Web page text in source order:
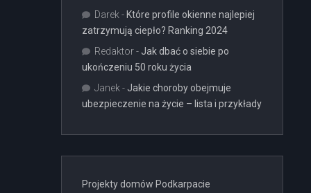
Darek - Które profile okienne najlepiej
zatrzymują ciepło? Ranking 2024
Redaktor- Jak dbać o siebie po
ukończeniu 50 roku życia
Janek - Jakie choroby obejmuje
ubezpieczenie na życie – lista i przykłady
Projekty domów Podkarpacie